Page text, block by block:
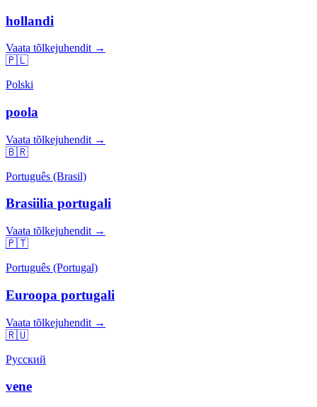
hollandi
Vaata tõlkejuhendit →
🇵🇱
Polski
poola
Vaata tõlkejuhendit →
🇧🇷
Português (Brasil)
Brasiilia portugali
Vaata tõlkejuhendit →
🇵🇹
Português (Portugal)
Euroopa portugali
Vaata tõlkejuhendit →
🇷🇺
Русский
vene